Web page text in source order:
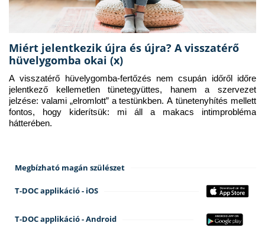
Miért jelentkezik újra és újra? A visszatérő
hüvelygomba okai (x)
A visszatérő hüvelygomba-fertőzés nem csupán időről időre
jelentkező kellemetlen tünetegyüttes, hanem a szervezet
jelzése: valami „elromlott” a testünkben. A tünetenyhítés mellett
fontos, hogy kiderítsük: mi áll a makacs intimprobléma
hátterében.
Megbízható magán szülészet
T-DOC applikáció - iOS
T-DOC applikáció - Android